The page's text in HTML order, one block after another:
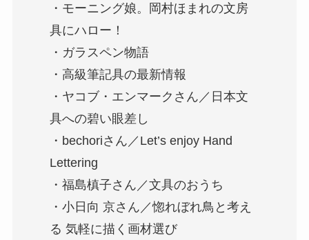
・モーニング娘。岡村ほまれの文房
具にハロー！
・ガラスペン物語
・高級筆記具の最新情報
・ヤコブ・エンマークさん／日本文
具への碧い眼差し
・bechoriさん／Let’s enjoy Hand
Lettering
・福島槙子さん／文具のおうち
・小日向 京さん／惚れぼれ鳥と考え
る 気軽に描く画材選び